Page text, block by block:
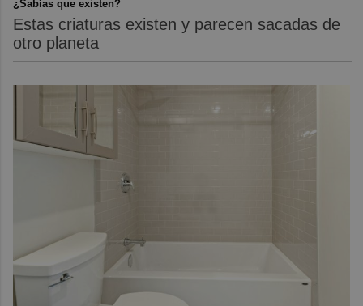
¿Sabías que existen?
Estas criaturas existen y parecen sacadas de
otro planeta